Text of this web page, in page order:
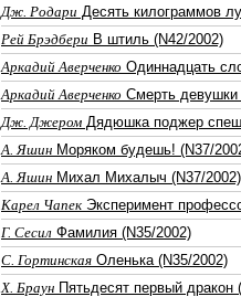
Дж. Родари Десять килограммов
Рей Брэдбери В штиль (N42/2002)
Аркадий Аверченко Одиннадцать
Аркадий Аверченко Смерть девушки
Дж. Джером Дядюшка поджер
А. Яшин Моряком будешь! (N37/
А. Яшин Михал Михалыч (N37/2002)
Карел Чапек Эксперимент
Г. Сесил Фамилия (N35/2002)
С. Гортинская Оленька (N35/2002)
Х. Браун Пятьдесят первый дракон